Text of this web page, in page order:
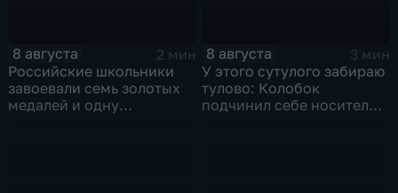
8 августа
2 мин
Российские школьники
завоевали семь золотых
медалей и одну
8 августа
3 мин
У этого сутулого забираю
тулово: Колобок
подчинил себе носителя в